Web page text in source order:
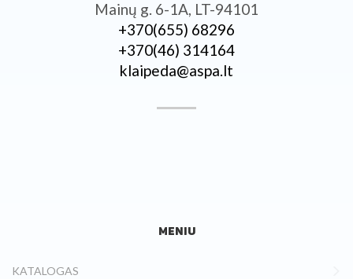
Mainų g. 6-1A, LT-94101
+370­(655) 68296
+370­(46) 314164
klaipeda@aspa.lt
MENIU
KATALOGAS